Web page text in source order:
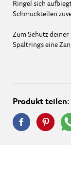
Ringel sich
Schmuckteilen
Zum Schutz
Spaltrings eine
Produkt teilen: